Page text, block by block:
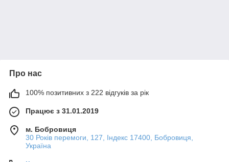
Про нас
100% позитивних з 222 відгуків за рік
Працює з 31.01.2019
м. Бобровиця
30 Років перемоги, 127, Індекс 17400, Бобровиця,
Україна